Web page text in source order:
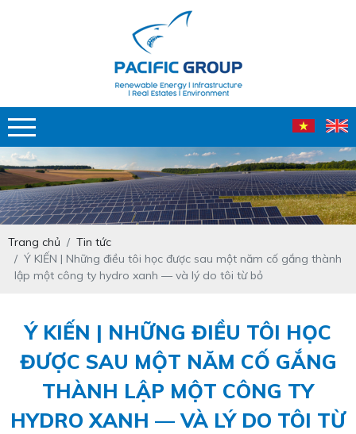
Trang chủ
Tin tức
Ý KIẾN | Những điều tôi học được sau một năm cố gắng thành
lập một công ty hydro xanh — và lý do tôi từ bỏ
Ý KIẾN | NHỮNG ĐIỀU TÔI HỌC
ĐƯỢC SAU MỘT NĂM CỐ GẮNG
THÀNH LẬP MỘT CÔNG TY
HYDRO XANH — VÀ LÝ DO TÔI TỪ